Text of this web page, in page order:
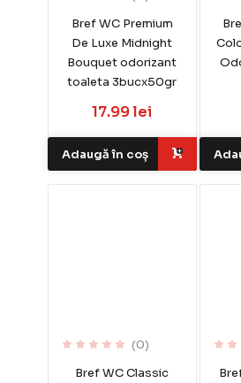
Bref WC Premium
De Luxe Midnight
Bouquet odorizant
toaleta 3bucx50gr
17.99 lei
Adaugă în coș
(0)
Bref WC Classic